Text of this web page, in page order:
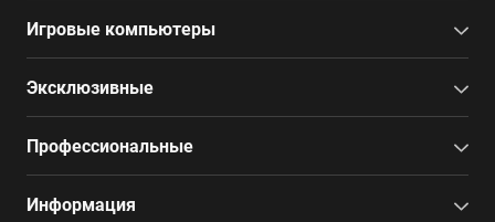
Игровые компьютеры
Эксклюзивные
Профессиональные
Информация